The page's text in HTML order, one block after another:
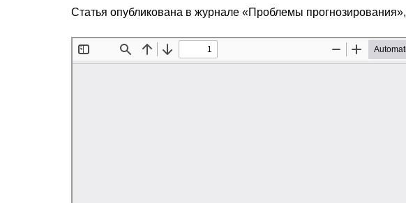
Статья опубликована в журнале «Проблемы прогнозирования»,